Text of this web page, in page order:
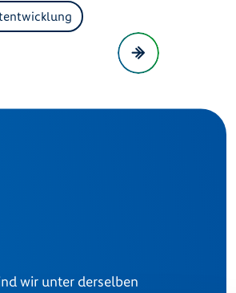
wir unter derselben